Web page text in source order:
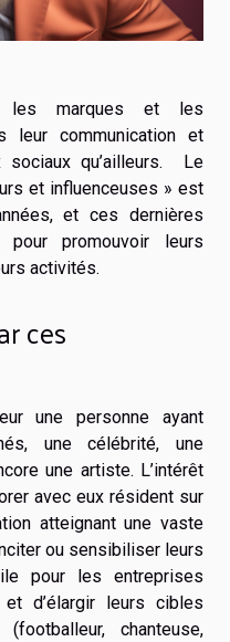
les marques et les
leur communication et
sociaux qu’ailleurs. Le
et influenceuses » est
et ces dernières
promouvoir leurs
activités.
ces
une personne ayant
une célébrité, une
une artiste. L’intérêt
avec eux résident sur
atteignant une vaste
ou sensibiliser leurs
pour les entreprises
et d’élargir leurs cibles
chanteuse,